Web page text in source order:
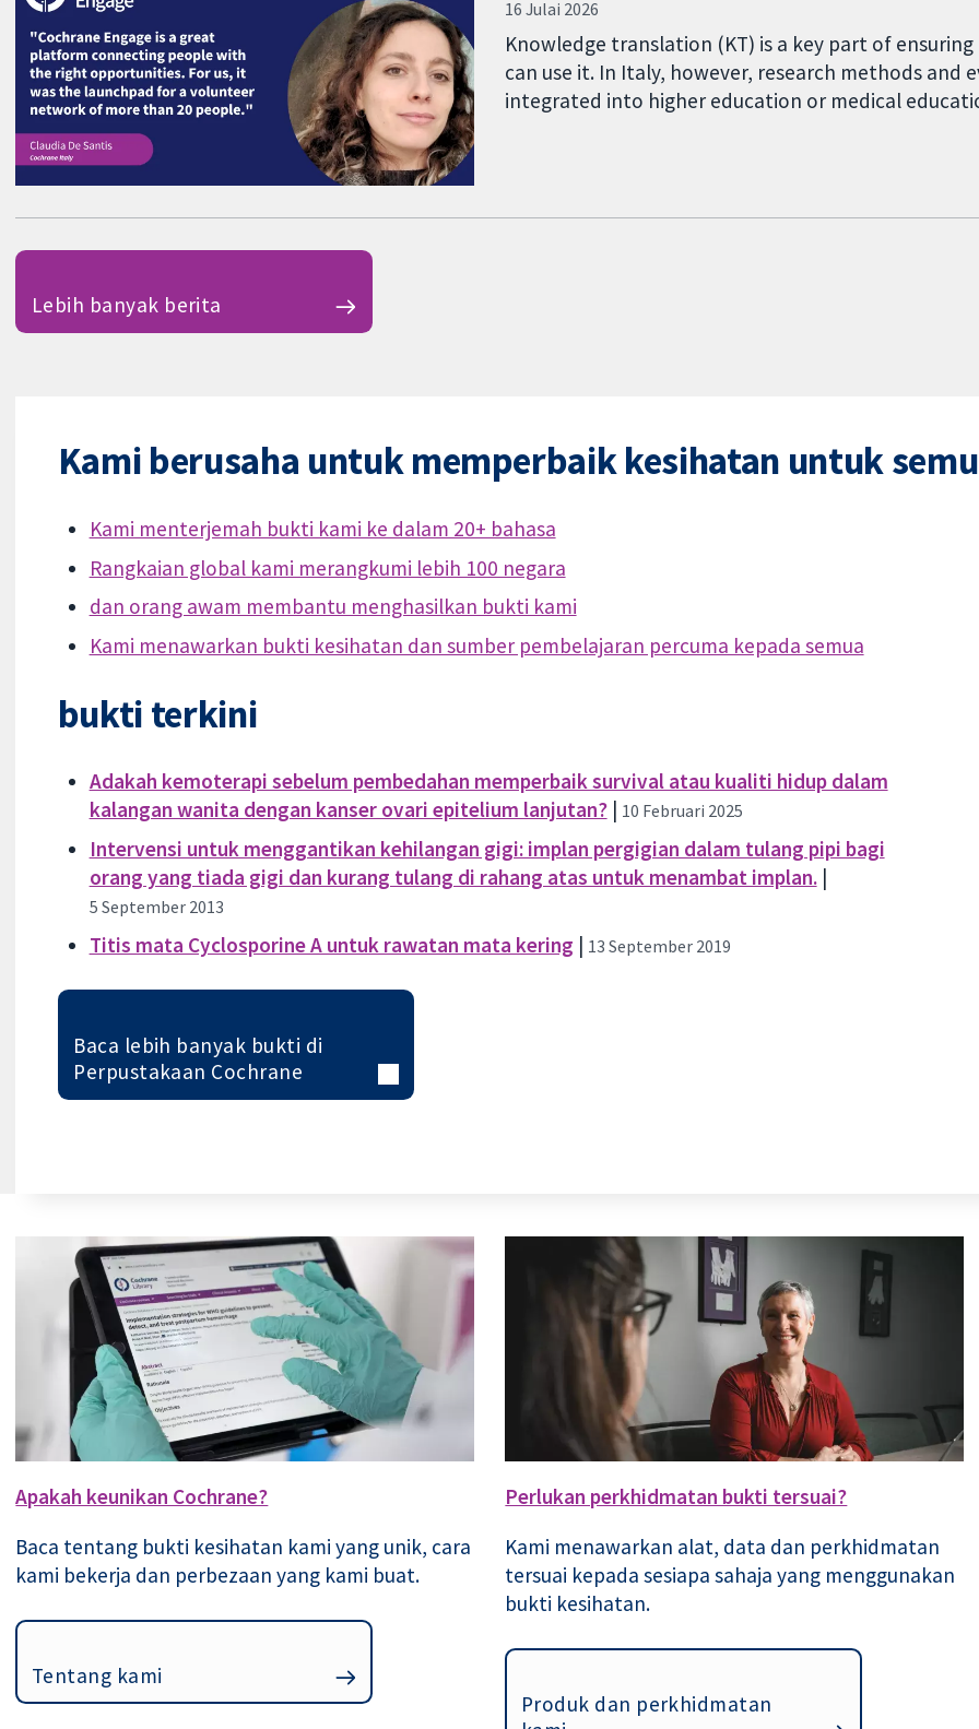
16 Julai 2026
Knowledge translation (KT) is a key part of
can use it. In Italy, however, research methods and
integrated into higher education or medical
Lebih banyak berita
Kami berusaha untuk memperbaik kesihatan untuk
Kami menterjemah bukti kami ke dalam 20+ bahasa
Rangkaian global kami merangkumi lebih 100 negara
dan orang awam membantu menghasilkan bukti kami
Kami menawarkan bukti kesihatan dan sumber pembelajaran percuma kepada semua
bukti terkini
Adakah kemoterapi sebelum pembedahan memperbaik survival atau kualiti hidup dalam
kalangan wanita dengan kanser ovari epitelium lanjutan?| 10 Februari 2025
Intervensi untuk menggantikan kehilangan gigi: implan pergigian dalam tulang pipi bagi
orang yang tiada gigi dan kurang tulang di rahang atas untuk menambat implan.|
5 September 2013
Titis mata Cyclosporine A untuk rawatan mata kering | 13 September 2019
Baca lebih banyak bukti di
Perpustakaan Cochrane
Apakah keunikan Cochrane?
Baca tentang bukti kesihatan kami yang unik, cara
kami bekerja dan perbezaan yang kami buat.
Tentang kami
Perlukan perkhidmatan bukti tersuai?
Kami menawarkan alat, data dan perkhidmatan
tersuai kepada sesiapa sahaja yang menggunakan
bukti kesihatan.
Produk dan perkhidmatan